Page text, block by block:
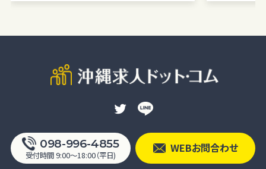
098-996-4855
受付時間 9:00〜18:00（平日)
WEBお問合わせ